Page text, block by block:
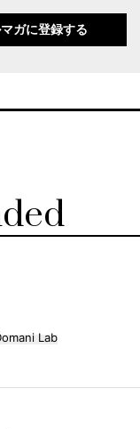
マガに登録する
Lab